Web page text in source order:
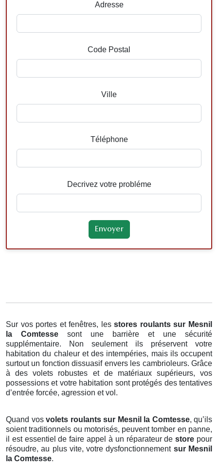
Adresse
Code Postal
Ville
Téléphone
Decrivez votre probléme
Sur vos portes et fenêtres, lesstores roulants sur Mesnil
la Comtesse sont une barrière et une sécurité
supplémentaire. Non seulement ils préservent votre
habitation du chaleur et des intempéries, mais ils occupent
surtout un fonction dissuasif envers les cambrioleurs. Grâce
à des volets robustes et de matériaux supérieurs, vos
possessions et votre habitation sont protégés des tentatives
d’entrée forcée, agression et vol.
Quand vos volets roulants sur Mesnil la Comtesse, qu’ils
soient traditionnels ou motorisés, peuvent tomber en panne,
il est essentiel de faire appel à un réparateur destore pour
résoudre, au plus vite, votre dysfonctionnement sur Mesnil
la Comtesse.